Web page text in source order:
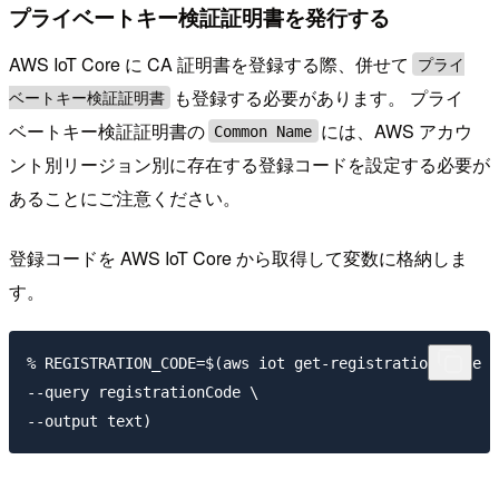
プライベートキー検証証明書を発行する
AWS IoT Core に CA 証明書を登録する際、併せて
プライ
ベートキー検証証明書
も登録する必要があります。 プライ
ベートキー検証証明書の Common Name には、AWS アカウ
ント別リージョン別に存在する登録コードを設定する必要が
あることにご注意ください。
登録コードを AWS IoT Core から取得して変数に格納しま
す。
% REGISTRATION_CODE=$(aws iot get-registration-code \
--query registrationCode \